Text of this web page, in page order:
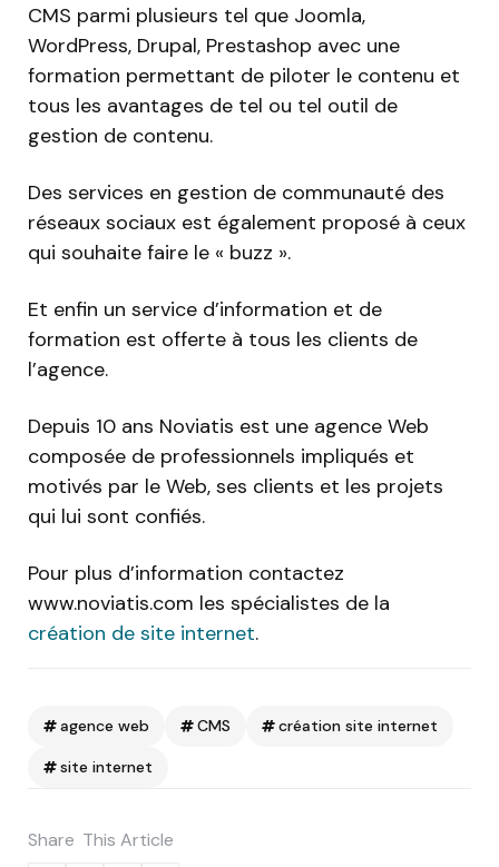
CMS parmi plusieurs tel que Joomla,
WordPress, Drupal, Prestashop avec une
formation permettant de piloter le contenu et
tous les avantages de tel ou tel outil de
gestion de contenu.
Des services en gestion de communauté des
réseaux sociaux est également proposé à ceux
qui souhaite faire le « buzz ».
Et enfin un service d’information et de
formation est offerte à tous les clients de
l’agence.
Depuis 10 ans Noviatis est une agence Web
composée de professionnels impliqués et
motivés par le Web, ses clients et les projets
qui lui sont confiés.
Pour plus d’information contactez
www.noviatis.com les spécialistes de la
création de site internet.
agence web CMS création site internet
site internet
Share This Article